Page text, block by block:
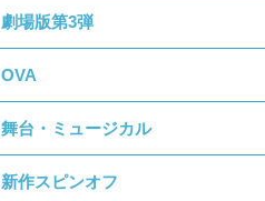
劇場版第3弾
OVA
舞台・ミュージカル
新作スピンオフ